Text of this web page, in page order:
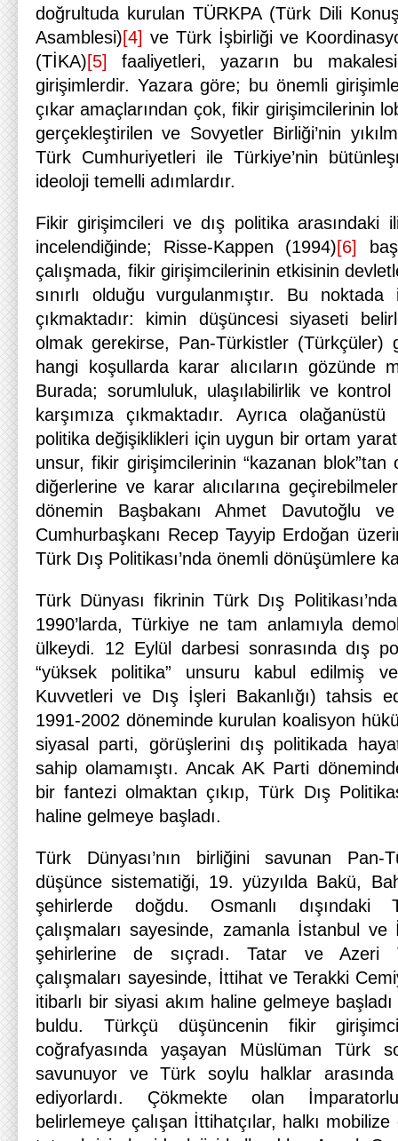
doğrultuda kurulan TÜRKPA (Türk Dili
Asamblesi)[4] ve Türk İşbirliği ve
(TİKA)[5]
faaliyetleri, yazarın bu
girişimlerdir. Yazara göre; bu önemli
çıkar amaçlarından çok, fikir girişimcilerinin
gerçekleştirilen ve Sovyetler Birliği’nin
Türk Cumhuriyetleri ile Türkiye’nin
ideoloji temelli adımlardır.
Fikir girişimcileri ve dış politika arasındaki
incelendiğinde; Risse-Kappen (1994)[6]
çalışmada, fikir girişimcilerinin etkisinin
sınırlı olduğu vurgulanmıştır. Bu
çıkmaktadır: kimin düşüncesi siyaseti
olmak gerekirse, Pan-Türkistler (Türkçüler)
hangi koşullarda karar alıcıların gözünde
Burada; sorumluluk, ulaşılabilirlik ve
karşımıza çıkmaktadır. Ayrıca
politika değişiklikleri için uygun bir ortam
unsur, fikir girişimcilerinin “kazanan blok”tan
diğerlerine ve karar alıcılarına
dönemin Başbakanı Ahmet Davutoğlu
Cumhurbaşkanı Recep Tayyip Erdoğan
Türk Dış Politikası’nda önemli dönüşümlere
Türk Dünyası fikrinin Türk Dış
1990’larda, Türkiye ne tam anlamıyla
ülkeydi. 12 Eylül darbesi sonrasında dış
“yüksek politika” unsuru kabul edilmiş
Kuvvetleri ve Dış İşleri Bakanlığı) tahsis
1991-2002 döneminde kurulan koalisyon
siyasal parti, görüşlerini dış politikada
sahip olamamıştı. Ancak AK Parti
bir fantezi olmaktan çıkıp, Türk Dış
haline gelmeye başladı.
Türk Dünyası’nın birliğini savunan Pan-
düşünce sistematiği, 19. yüzyılda Bakü,
şehirlerde doğdu. Osmanlı dışındaki
çalışmaları sayesinde, zamanla İstanbul ve
şehirlerine de sıçradı. Tatar ve Azeri
çalışmaları sayesinde, İttihat ve Terakki
itibarlı bir siyasi akım haline gelmeye
buldu. Türkçü düşüncenin fikir
coğrafyasında yaşayan Müslüman Türk
savunuyor ve Türk soylu halklar
ediyorlardı. Çökmekte olan
belirlemeye çalışan İttihatçılar, halkı